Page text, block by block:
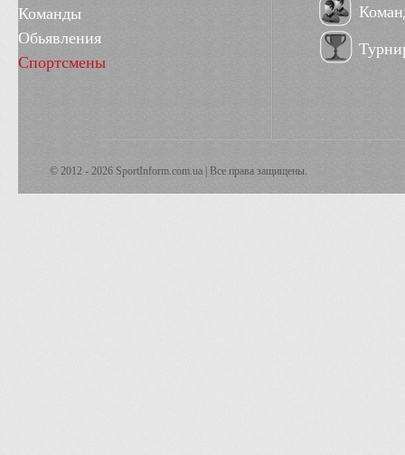
Команды
Обьявления
Спортсмены
© 2012 - 2026 SportInform.com.ua | Все права защищены.